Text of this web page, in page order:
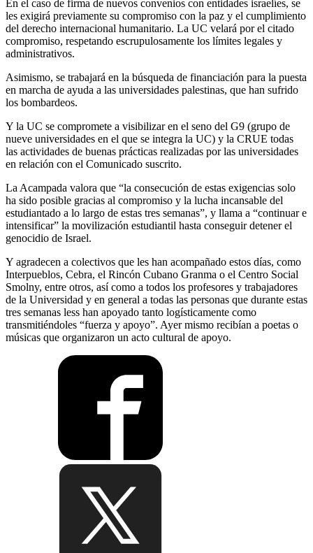
En el caso de firma de nuevos convenios con entidades israelíes, se
les exigirá previamente su compromiso con la paz y el cumplimiento
del derecho internacional humanitario. La UC velará por el citado
compromiso, respetando escrupulosamente los límites legales y
administrativos.
Asimismo, se trabajará en la búsqueda de financiación para la puesta
en marcha de ayuda a las universidades palestinas, que han sufrido
los bombardeos.
Y la UC se compromete a visibilizar en el seno del G9 (grupo de
nueve universidades en el que se integra la UC) y la CRUE todas
las actividades de buenas prácticas realizadas por las universidades
en relación con el Comunicado suscrito.
La Acampada valora que “la consecución de estas exigencias solo
ha sido posible gracias al compromiso y la lucha incansable del
estudiantado a lo largo de estas tres semanas”, y llama a “continuar e
intensificar” la movilización estudiantil hasta conseguir detener el
genocidio de Israel.
Y agradecen a colectivos que les han acompañado estos días, como
Interpueblos, Cebra, el Rincón Cubano Granma o el Centro Social
Smolny, entre otros, así como a todos los profesores y trabajadores
de la Universidad y en general a todas las personas que durante estas
tres semanas less han apoyado tanto logísticamente como
transmitiéndoles “fuerza y apoyo”. Ayer mismo recibían a poetas o
músicas que organizaron un acto cultural de apoyo.